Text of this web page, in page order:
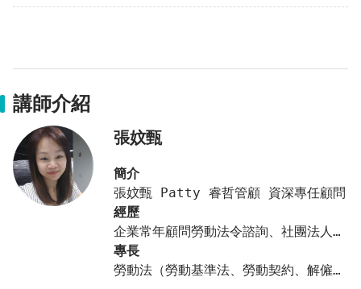
講師介紹
張妏甄
簡介
張妏甄 Patty 睿哲管顧 資深專任顧問
經歷
企業常年顧問勞動法令諮詢、社團法人職場健康發展協會 理事長、勞動部職安署職場霸凌防治調查專業人員、勞動部勞動力發展署 產業人才投資方案 講師、新北市政府就業服務處婦女及中高齡者職場續航中心「企業輔導團」顧問、桃竹苗分署「桃竹苗區域運籌人力資源整合服務計畫」人資培訓課程講師
專長
勞動法（勞動基準法、勞動契約、解僱實務、…）、勞資關係、企業性騷擾處理實務、職場不法侵害、職場霸凌、勞資爭議處理法令及實務、勞動檢查法令及實務、企業懲戒實務…等。